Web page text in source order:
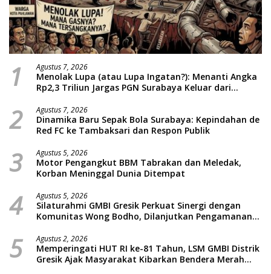
1 Agustus 7, 2026
Menolak Lupa (atau Lupa Ingatan?): Menanti Angka
Rp2,3 Triliun Jargas PGN Surabaya Keluar dari
2 Agustus 7, 2026
Dinamika Baru Sepak Bola Surabaya: Kepindahan de
Red FC ke Tambaksari dan Respon Publik
3 Agustus 5, 2026
Motor Pengangkut BBM Tabrakan dan Meledak,
Korban Meninggal Dunia Ditempat
4 Agustus 5, 2026
Silaturahmi GMBI Gresik Perkuat Sinergi dengan
Komunitas Wong Bodho, Dilanjutkan Pengamanan
Massal dan Santunan Anak Yatim
5 Agustus 2, 2026
Memperingati HUT RI ke-81 Tahun, LSM GMBI Distrik
Gresik Ajak Masyarakat Kibarkan Bendera Merah